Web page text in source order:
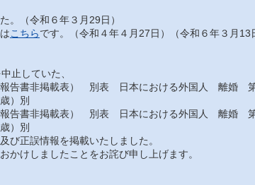
。（令和６年３月29日）
こちらです。（令和４年４月27日）（令和６年３月13
止していた、
告書非掲載表） 別表 日本における外国人 離婚 第
）別
告書非掲載表） 別表 日本における外国人 離婚 第
）別
び正誤情報を掲載いたしました。
かけしましたことをお詫び申し上げます。